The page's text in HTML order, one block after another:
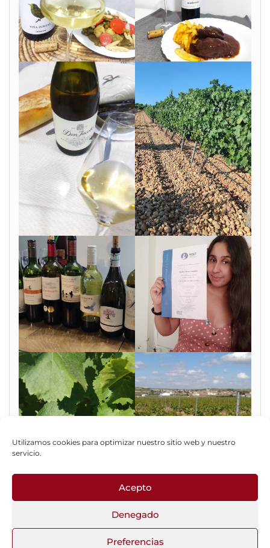
Utilizamos cookies para optimizar nuestro sitio web y nuestro
servicio.
Acepto
Denegado
Preferencias
Fotos del Blog